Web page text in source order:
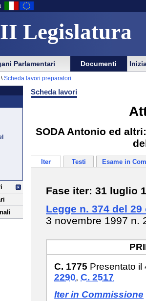
Legislatura
Parlamentari Documenti
\ Scheda lavori preparatori
Scheda lavori
SODA Antonio ed
Iter Testi Esame in
Fase iter: 31 luglio
Legge n. 374 del
3 novembre 1997
C. 1775 Presentato il
2290,C. 2517
Iter in Commissione